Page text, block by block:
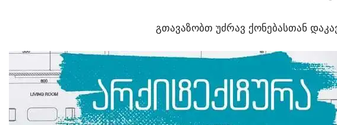
ᲒᲗᲐᲕᲐᲖᲝᲑᲗ ᲣᲫᲠᲐᲕ ᲥᲝᲜᲔᲑᲐᲡᲗᲐᲜ